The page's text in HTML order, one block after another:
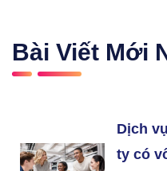
Bài Viết Mới
Dịch
ty có